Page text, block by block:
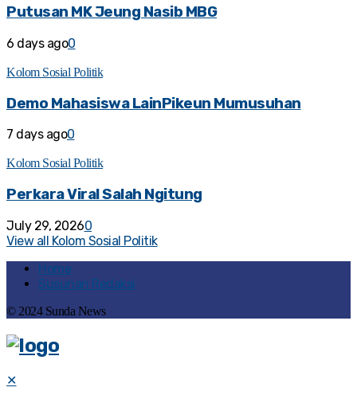
Putusan MK Jeung Nasib MBG
6 days ago0
Kolom Sosial Politik
Demo Mahasiswa LainPikeun Mumusuhan
7 days ago0
Kolom Sosial Politik
Perkara Viral Salah Ngitung
July 29, 20260
View all Kolom Sosial Politik
Home
Susunan Redaksi
© 2024 Sunda News
✕